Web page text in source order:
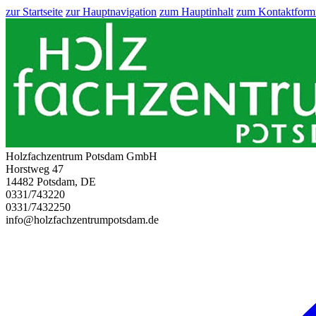
zur Startseite zur Hauptnavigation zum Hauptinhalt zum
Holzfachzentrum Potsdam GmbH
Horstweg 47
14482 Potsdam, DE
0331/743220
0331/7432250
info@holzfachzentrumpotsdam.de